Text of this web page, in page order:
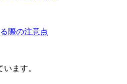
際の注意点
ます。